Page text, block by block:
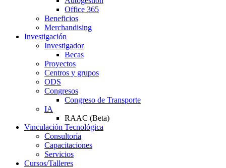
Office 365
Beneficios
Merchandising
Investigación
Investigador
Becas
Proyectos
Centros y grupos
ODS
Congresos
Congreso de Transporte
IA
RAAC (Beta)
Vinculación Tecnológica
Consultoría
Capacitaciones
Servicios
Cursos/Talleres